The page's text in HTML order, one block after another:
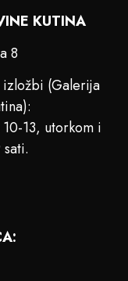
KUTINA
8
izložbi (Galerija
13, utorkom i